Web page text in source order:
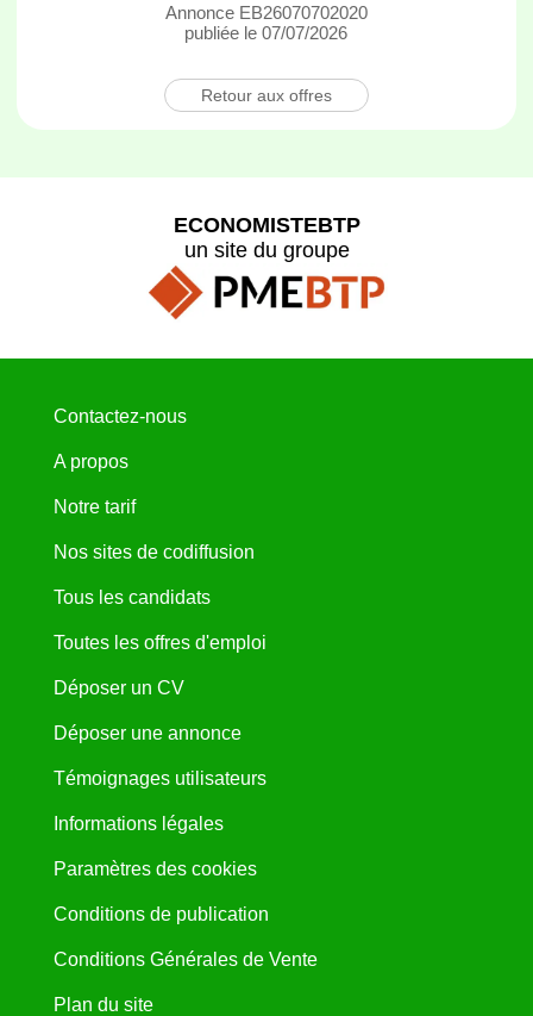
Annonce EB26070702020
publiée le 07/07/2026
Retour aux offres
ECONOMISTEBTP
un site du groupe
Contactez-nous
A propos
Notre tarif
Nos sites de codiffusion
Tous les candidats
Toutes les offres d'emploi
Déposer un CV
Déposer une annonce
Témoignages utilisateurs
Informations légales
Paramètres des cookies
Conditions de publication
Conditions Générales de Vente
Plan du site